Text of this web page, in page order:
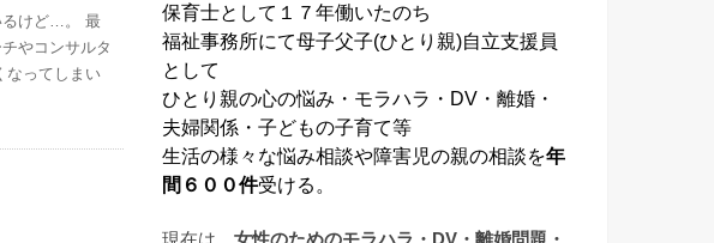
るけど…。 最
やコンサルタ
なってしまい
保育士として１７年働いたのち
福祉事務所にて母子父子(ひとり親)自立支援員
として
ひとり親の心の悩み・モラハラ・DV・離婚・
夫婦関係・子どもの子育て等
生活の様々な悩み相談や障害児の親の相談を年
間６００件受ける。